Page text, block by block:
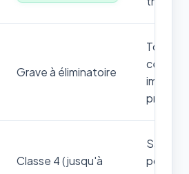
Grave à éliminatoire
Toute
cette
Classe 4 (jusqu'à
pour